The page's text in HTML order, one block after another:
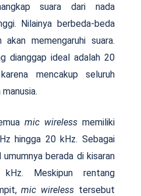
suara dari nada
Nilainya berbeda-beda
memengaruhi suara.
dianggap ideal adalah 20
mencakup seluruh
mic wireless memiliki
hingga 20 kHz. Sebagai
berada di kisaran
Meskipun rentang
mic wireless tersebut